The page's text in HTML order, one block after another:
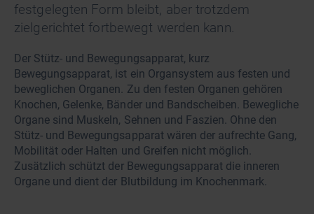
festgelegten Form bleibt, aber trotzdem
zielgerichtet fortbewegt werden kann.
Der Stütz- und Bewegungsapparat, kurz
Bewegungsapparat, ist ein Organsystem aus festen und
beweglichen Organen. Zu den festen Organen gehören
Knochen, Gelenke, Bänder und Bandscheiben. Bewegliche
Organe sind Muskeln, Sehnen und Faszien. Ohne den
Stütz- und Bewegungsapparat wären der aufrechte Gang,
Mobilität oder Halten und Greifen nicht möglich.
Zusätzlich schützt der Bewegungsapparat die inneren
Organe und dient der Blutbildung im Knochenmark.